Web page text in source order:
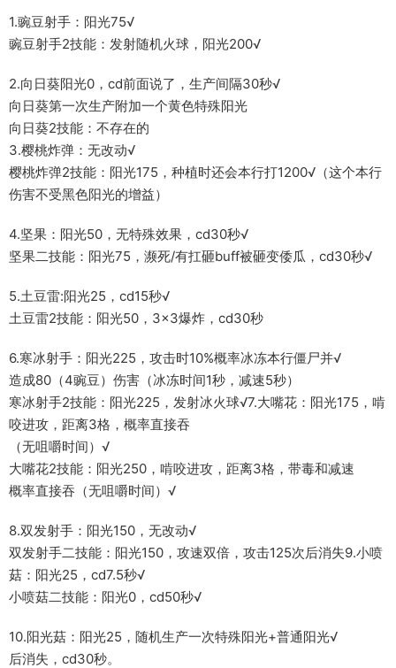
1.豌豆射手：阳光75√
豌豆射手2技能：发射随机火球，阳光200√
2.向日葵阳光0，cd前面说了，生产间隔30秒√
向日葵第一次生产附加一个黄色特殊阳光
向日葵2技能：不存在的
3.樱桃炸弹：无改动√
樱桃炸弹2技能：阳光175，种植时还会本行打1200√（这个本行
伤害不受黑色阳光的增益）
4.坚果：阳光50，无特殊效果，cd30秒√
坚果二技能：阳光75，濒死/有扛砸buff被砸变倭瓜，cd30秒√
5.土豆雷:阳光25，cd15秒√
土豆雷2技能：阳光50，3×3爆炸，cd30秒
6.寒冰射手：阳光225，攻击时10%概率冰冻本行僵尸并√
造成80（4豌豆）伤害（冰冻时间1秒，减速5秒）
寒冰射手2技能：阳光225，发射冰火球√7.大嘴花：阳光175，啃
咬进攻，距离3格，概率直接吞
（无咀嚼时间）√
大嘴花2技能：阳光250，啃咬进攻，距离3格，带毒和减速
概率直接吞（无咀嚼时间）√
8.双发射手：阳光150，无改动√
双发射手二技能：阳光150，攻速双倍，攻击125次后消失9.小喷
菇：阳光25，cd7.5秒√
小喷菇二技能：阳光0，cd50秒√
10.阳光菇：阳光25，随机生产一次特殊阳光+普通阳光√
后消失，cd30秒。